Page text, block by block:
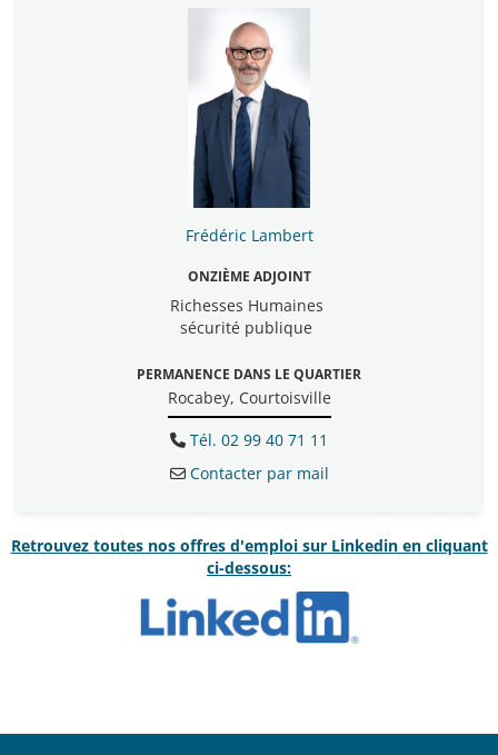
Frédéric Lambert
ONZIÈME ADJOINT
Richesses Humaines
sécurité publique
PERMANENCE DANS LE QUARTIER
Rocabey, Courtoisville
Tél. 02 99 40 71 11
Contacter par mail
Retrouvez toutes nos offres d'emploi sur Linkedin en cliquant
ci-dessous: